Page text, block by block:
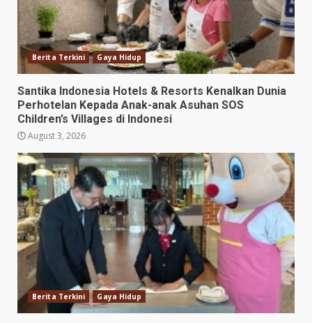
Berita Terkini Gaya Hidup
Santika Indonesia Hotels & Resorts Kenalkan Dunia
Perhotelan Kepada Anak-anak Asuhan SOS
Children’s Villages di Indonesi
August 3, 2026
Berita Terkini Gaya Hidup